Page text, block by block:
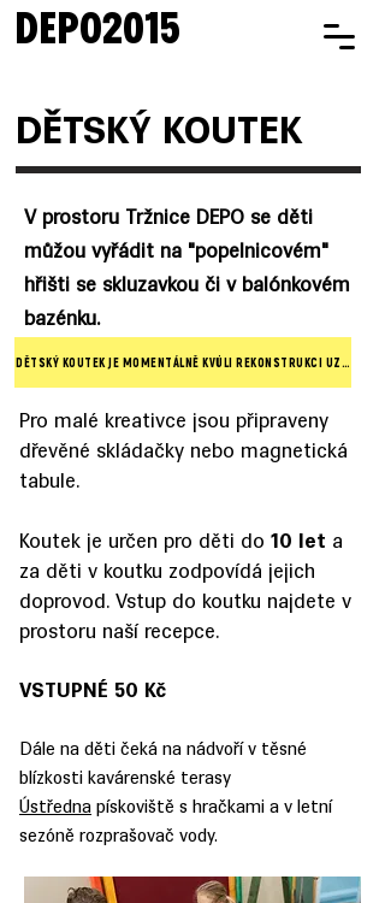
DEPO2015
DĚTSKÝ KOUTEK
V prostoru Tržnice DEPO se děti
můžou vyřádit na "popelnicovém"
hřišti se skluzavkou či v balónkovém
bazénku.
DĚTSKÝ KOUTEK JE MOMENTÁLNĚ KVŮLI REKONSTRUKCI UZAVŘEN
Pro malé kreativce jsou připraveny
dřevěné skládačky nebo magnetická
tabule.
Koutek je určen pro děti do 10 let a
za děti v koutku zodpovídá jejich
doprovod. Vstup do koutku najdete v
prostoru naší recepce.
VSTUPNÉ 50 Kč
Dále na děti čeká na nádvoří v těsné
blízkosti kavárenské terasy
Ústředna pískoviště s hračkami a v letní
sezóně rozprašovač vody.